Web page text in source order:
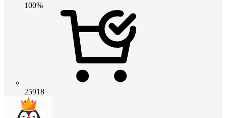
100%
25918